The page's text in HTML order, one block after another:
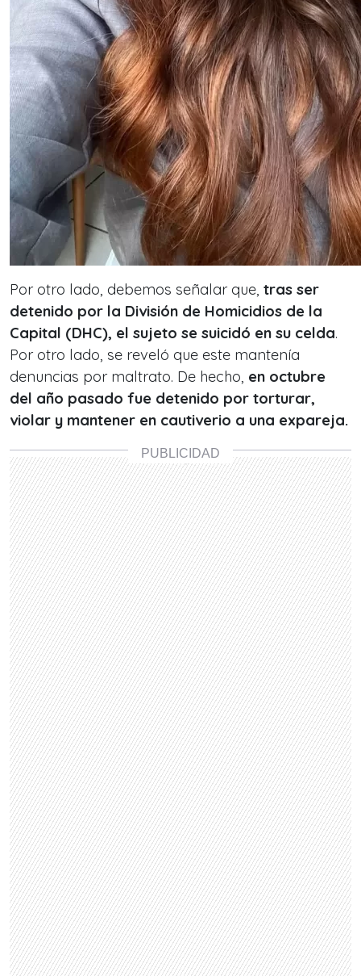
Por otro lado, debemos señalar que, tras ser
detenido por la División de Homicidios de la
Capital (DHC), el sujeto se suicidó en su celda.
Por otro lado, se reveló que este mantenía
denuncias por maltrato. De hecho, en octubre
del año pasado fue detenido por torturar,
violar y mantener en cautiverio a una expareja.